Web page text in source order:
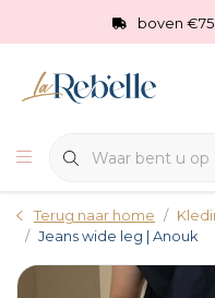
boven
Terug naar home
Jeans wide leg | Anouk